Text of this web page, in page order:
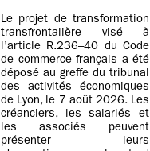
Le projet de transformation
transfrontalière visé à
l’article R.236–40 du Code
de commerce français a été
déposé au greffe du tribunal
des activités économiques
de Lyon, le 7 août 2026. Les
créanciers, les salariés et
les associés peuvent
présenter leurs